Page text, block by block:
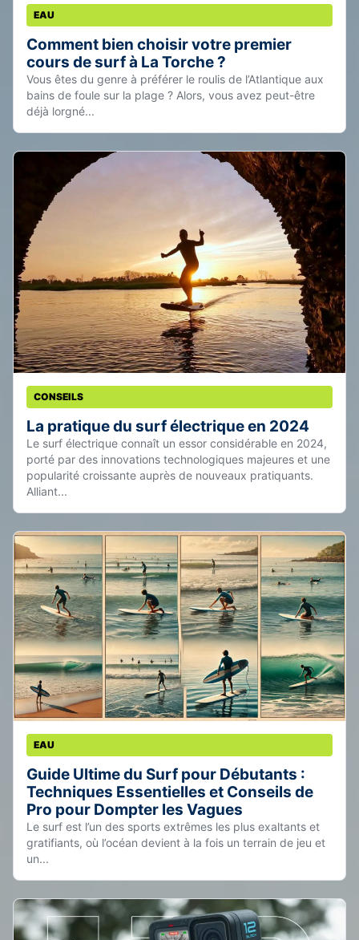
EAU
Comment bien choisir votre premier
cours de surf à La Torche ?
Vous êtes du genre à préférer le roulis de l’Atlantique aux
bains de foule sur la plage ? Alors, vous avez peut-être
déjà lorgné...
CONSEILS
La pratique du surf électrique en 2024
Le surf électrique connaît un essor considérable en 2024,
porté par des innovations technologiques majeures et une
popularité croissante auprès de nouveaux pratiquants.
Alliant...
EAU
Guide Ultime du Surf pour Débutants :
Techniques Essentielles et Conseils de
Pro pour Dompter les Vagues
Le surf est l’un des sports extrêmes les plus exaltants et
gratifiants, où l’océan devient à la fois un terrain de jeu et
un...